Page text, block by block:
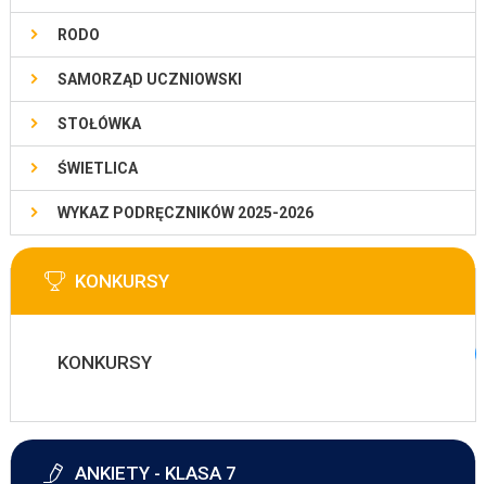
RODO
SAMORZĄD UCZNIOWSKI
STOŁÓWKA
ŚWIETLICA
WYKAZ PODRĘCZNIKÓW 2025-2026
KONKURSY
KONKURSY
ANKIETY - KLASA 7